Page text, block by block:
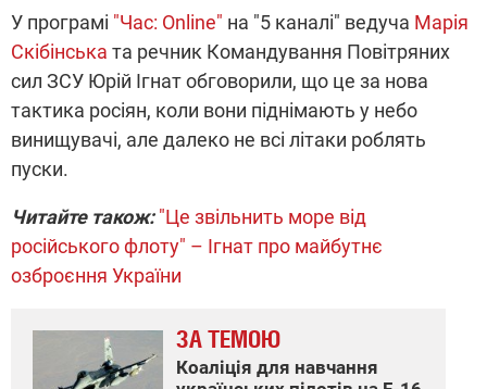
У програмі "Час: Online" на "5 каналі" ведуча Марія
Скібінська та речник Командування Повітряних
сил ЗСУ Юрій Ігнат обговорили, що це за нова
тактика росіян, коли вони піднімають у небо
винищувачі, але далеко не всі літаки роблять
пуски.
Читайте також: "Це звільнить море від
російського флоту" – Ігнат про майбутнє
озброєння України
ЗА ТЕМОЮ
Коаліція для навчання